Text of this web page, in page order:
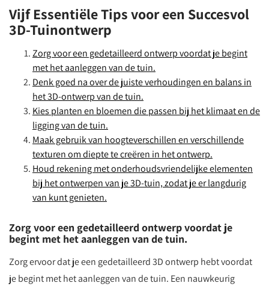
Vijf Essentiële Tips voor een Succesvol
3D-Tuinontwerp
Zorg voor een gedetailleerd ontwerp voordat je begint
met het aanleggen van de tuin.
Denk goed na over de juiste verhoudingen en balans in
het 3D-ontwerp van de tuin.
Kies planten en bloemen die passen bij het klimaat en de
ligging van de tuin.
Maak gebruik van hoogteverschillen en verschillende
texturen om diepte te creëren in het ontwerp.
Houd rekening met onderhoudsvriendelijke elementen
bij het ontwerpen van je 3D-tuin, zodat je er langdurig
van kunt genieten.
Zorg voor een gedetailleerd ontwerp voordat je
begint met het aanleggen van de tuin.
Zorg ervoor dat je een gedetailleerd 3D ontwerp hebt voordat
je begint met het aanleggen van de tuin. Een nauwkeurig